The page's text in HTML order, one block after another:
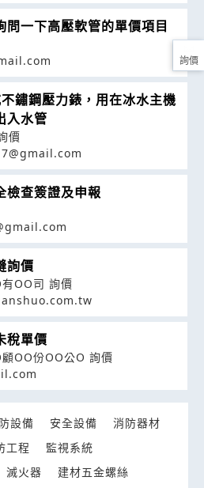
問一下高壓軟管的單價項目
鏽鋼壓力錶，用在冰水主機
入水管
價
檢查簽證及申報
詢價
OO司 詢價
稅單價
OO份OO公O 詢價
設備 安全設備
消防器材
工程
監視系統
滅火器
建材五金螺絲
詢價